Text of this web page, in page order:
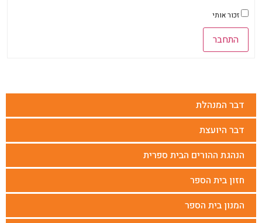
דבר המנהלת
דבר היועצת
הנהגת ההורים הבית ספרית
חזון בית הספר
המנון בית הספר
זכור אותי
התחבר